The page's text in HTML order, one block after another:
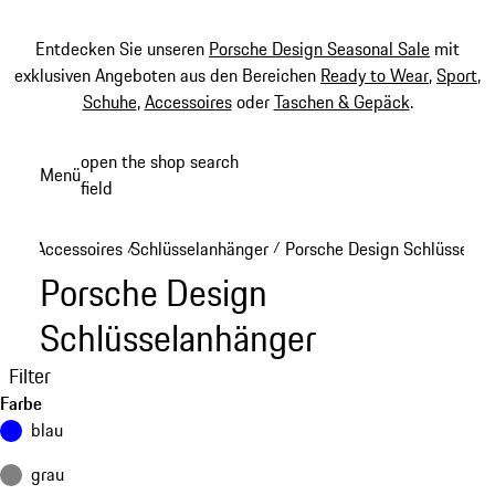
Entdecken Sie unseren Porsche Design Seasonal Sale mit
exklusiven Angeboten aus den Bereichen Ready to Wear,Sport,
Schuhe,AccessoiresoderTaschen & Gepäck.
Hauptinhalt
Menüopen the shop search
field
Accessoires /Schlüsselanhänger / Porsche Design
Porsche Design
Schlüsselanhänger
Filter
Farbe
blau
grau